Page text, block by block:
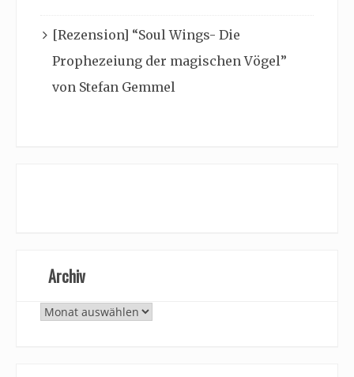
[Rezension] “Soul Wings- Die
Prophezeiung der magischen Vögel”
von Stefan Gemmel
Archiv
Archiv